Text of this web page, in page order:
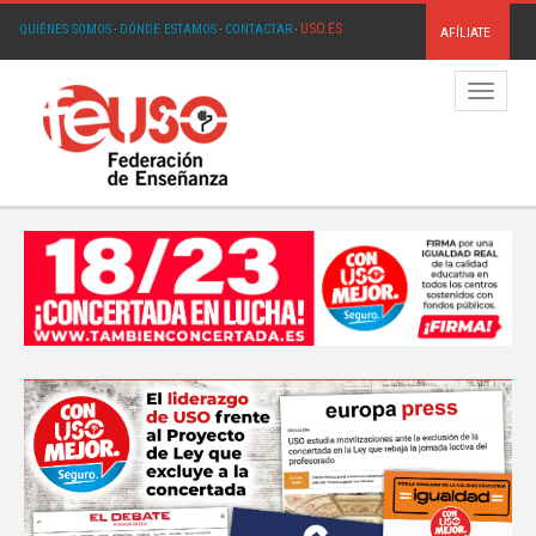
QUIÉNES SOMOS· DÓNDE ESTAMOS· CONTACTAR· USO.ES AFÍLIATE
Menú